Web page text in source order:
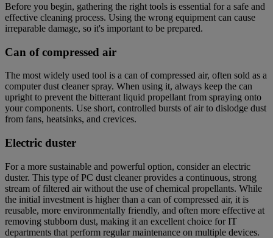
Before you begin, gathering the right tools is essential for a safe and
effective cleaning process. Using the wrong equipment can cause
irreparable damage, so it's important to be prepared.
Can of compressed air
The most widely used tool is a can of compressed air, often sold as a
computer dust cleaner spray. When using it, always keep the can
upright to prevent the bitterant liquid propellant from spraying onto
your components. Use short, controlled bursts of air to dislodge dust
from fans, heatsinks, and crevices.
Electric duster
For a more sustainable and powerful option, consider an electric
duster. This type of PC dust cleaner provides a continuous, strong
stream of filtered air without the use of chemical propellants. While
the initial investment is higher than a can of compressed air, it is
reusable, more environmentally friendly, and often more effective at
removing stubborn dust, making it an excellent choice for IT
departments that perform regular maintenance on multiple devices.